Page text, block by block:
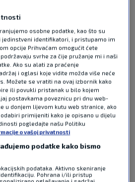
Pročitaj više
Pošalji odgovor
osobne podatke, kao što su
jedinstveni identifikatori, i pristupamo im
opcije Prihvaćam omogućit ćete
svrhe za čije pružanje mi i naši
Ako su alati za praćenje
i oglasi koje vidite možda više neće
Možete se vratiti na ovaj izbornik kako
ili povukli pristanak u bilo kojem
postavkama poveznicu pri dnu web-
u donjem lijevom kutu web stranice, ako
primijeniti kako je opisano u dijelu
pogledajte našu Politiku
o vašoj privatnosti
podatke kako bismo
podataka. Aktivno skeniranje
Pohrana i/ili pristup